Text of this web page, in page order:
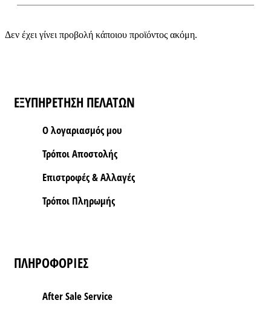
Δεν έχει γίνει προβολή κάποιου προϊόντος ακόμη.
ΕΞΥΠΗΡΕΤΗΣΗ ΠΕΛΑΤΩΝ
Ο λογαριασμός μου
Τρόποι Aποστολής
Επιστροφές & Αλλαγές
Τρόποι Πληρωμής
ΠΛΗΡΟΦΟΡΙΕΣ
After Sale Service